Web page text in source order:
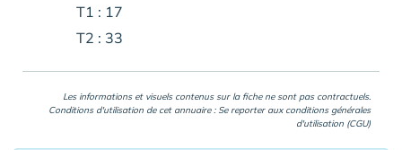
T1 : 17
T2 : 33
Les informations et visuels contenus sur la fiche ne sont pas contractuels.
Conditions d'utilisation de cet annuaire : Se reporter aux conditions générales
d'utilisation (CGU)